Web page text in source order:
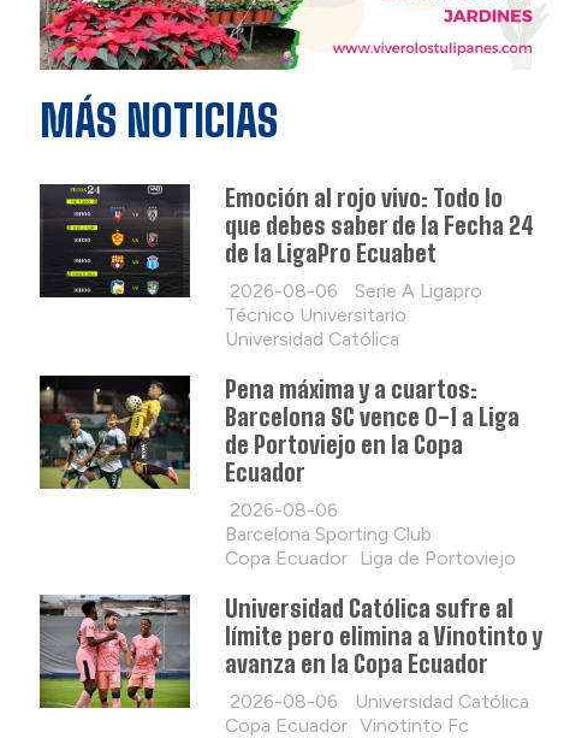
MÁS NOTICIAS
Emoción al rojo vivo: Todo lo
que debes saber de la Fecha 24
de la LigaPro Ecuabet
2026-08-06
Serie A Ligapro
Técnico Universitario
Universidad Católica
Pena máxima y a cuartos:
Barcelona SC vence 0-1 a Liga
de Portoviejo en la Copa
Ecuador
2026-08-06
Barcelona Sporting Club
Copa Ecuador
Liga de Portoviejo
Universidad Católica sufre al
límite pero elimina a Vinotinto y
avanza en la Copa Ecuador
2026-08-06
Universidad Católica
Copa Ecuador Vinotinto Fc